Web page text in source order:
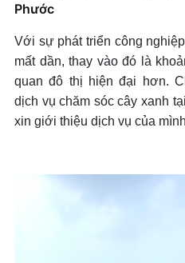
Phước
Với sự phát triển công
mất dần, thay vào đó là
quan đô thị hiện đại hơn.
dịch vụ chăm sóc cây xanh
xin giới thiệu dịch vụ của